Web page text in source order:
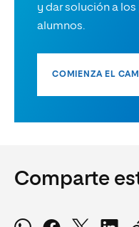
y dar solución a
alumnos.
COMIENZA EL
Comparte